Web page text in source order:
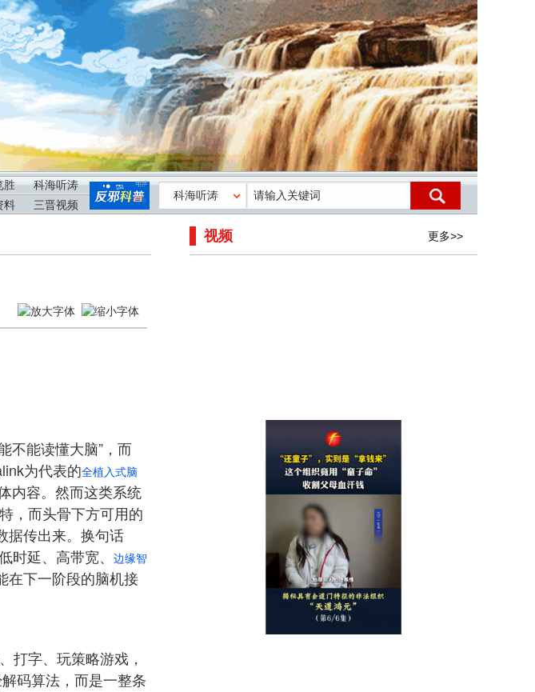
胜
科海听涛
料 三晋视频
不能读懂大脑”，而
ink为代表的全植入式脑
内容。然而这类系统
，而头骨下方可用的
据传出来。换句话
时延、高带宽、
边缘智
在下一阶段的脑机接
打字、玩策略游戏，
码算法，而是一整条
视频 更多>>